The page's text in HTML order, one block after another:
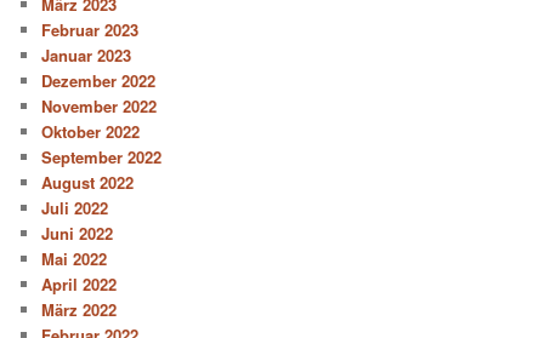
Februar 2023
Januar 2023
Dezember 2022
November 2022
Oktober 2022
September 2022
August 2022
Juli 2022
Juni 2022
Mai 2022
April 2022
März 2022